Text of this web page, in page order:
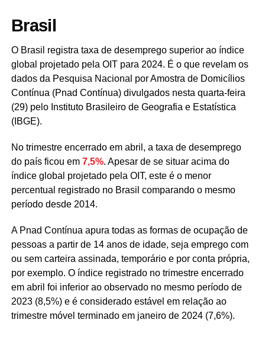
Brasil
O Brasil registra taxa de desemprego superior ao índice
global projetado pela OIT para 2024. É o que revelam os
dados da Pesquisa Nacional por Amostra de Domicílios
Contínua (Pnad Contínua) divulgados nesta quarta-feira
(29) pelo Instituto Brasileiro de Geografia e Estatística
(IBGE).
No trimestre encerrado em abril, a taxa de desemprego
do país ficou em 7,5%. Apesar de se situar acima do
índice global projetado pela OIT, este é o menor
percentual registrado no Brasil comparando o mesmo
período desde 2014.
A Pnad Contínua apura todas as formas de ocupação de
pessoas a partir de 14 anos de idade, seja emprego com
ou sem carteira assinada, temporário e por conta própria,
por exemplo. O índice registrado no trimestre encerrado
em abril foi inferior ao observado no mesmo período de
2023 (8,5%) e é considerado estável em relação ao
trimestre móvel terminado em janeiro de 2024 (7,6%).